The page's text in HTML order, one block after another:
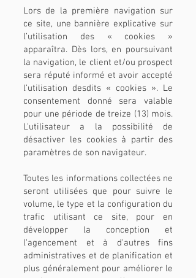
Lors de la première navigation sur
ce site, une bannière explicative sur
l’utilisation des « cookies »
apparaîtra. Dès lors, en poursuivant
la navigation, le client et/ou prospect
sera réputé informé et avoir accepté
l’utilisation desdits « cookies ». Le
consentement donné sera valable
pour une période de treize (13) mois.
L'utilisateur a la possibilité de
désactiver les cookies à partir des
paramètres de son navigateur.
Toutes les informations collectées ne
seront utilisées que pour suivre le
volume, le type et la configuration du
trafic utilisant ce site, pour en
développer la conception et
l'agencement et à d'autres fins
administratives et de planification et
plus généralement pour améliorer le